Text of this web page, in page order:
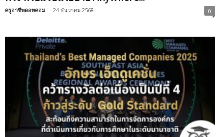
ครูอาชีพดอทคอม - 24 ธันวาคม 2568 0